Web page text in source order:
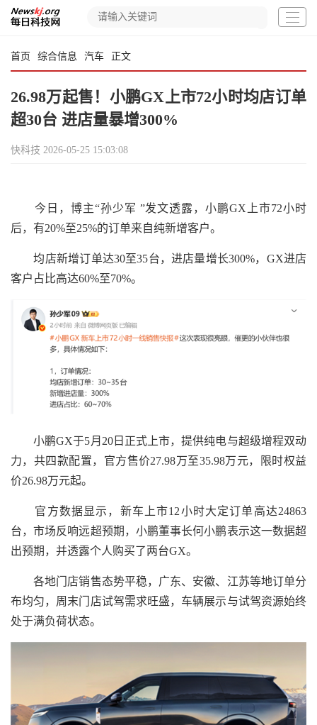
首页 综合信息 汽车 正文
26.98万起售！小鹏GX上市72小时均店订单
超30台 进店量暴增300%
快科技 2026-05-25 15:03:08
今日，博主“孙少军 ”发文透露，小鹏GX上市72小时
后，有20%至25%的订单来自纯新增客户。
均店新增订单达30至35台，进店量增长300%，GX进店
客户占比高达60%至70%。
小鹏GX于5月20日正式上市，提供纯电与超级增程双动
力，共四款配置，官方售价27.98万至35.98万元，限时权益
价26.98万元起。
官方数据显示，新车上市12小时大定订单高达24863
台，市场反响远超预期，小鹏董事长何小鹏表示这一数据超
出预期，并透露个人购买了两台GX。
各地门店销售态势平稳，广东、安徽、江苏等地订单分
布均匀，周末门店试驾需求旺盛，车辆展示与试驾资源始终
处于满负荷状态。